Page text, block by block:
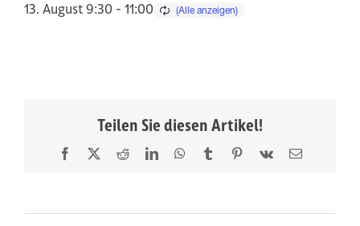
13. August 9:30 - 11:00
Teilen Sie diesen Artikel!
Facebook
X RedditLinkedInWhatsApp
TumblrPinterest
Vk
E-